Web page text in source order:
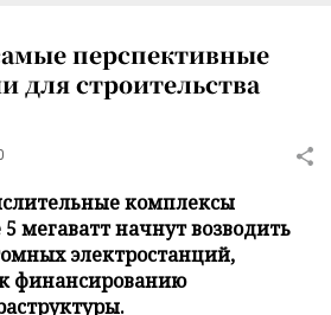
перспективные
для строительства
комплексы
мегаватт начнут возводить
электростанций,
финансированию